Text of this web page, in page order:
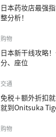
日本药妆店最强
整分析！
购物
日本新干线攻略
分、座位
交通
免税＋额外折扣
就到Onitsuka
购物